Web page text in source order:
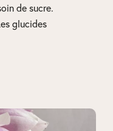
de sucre.
glucides